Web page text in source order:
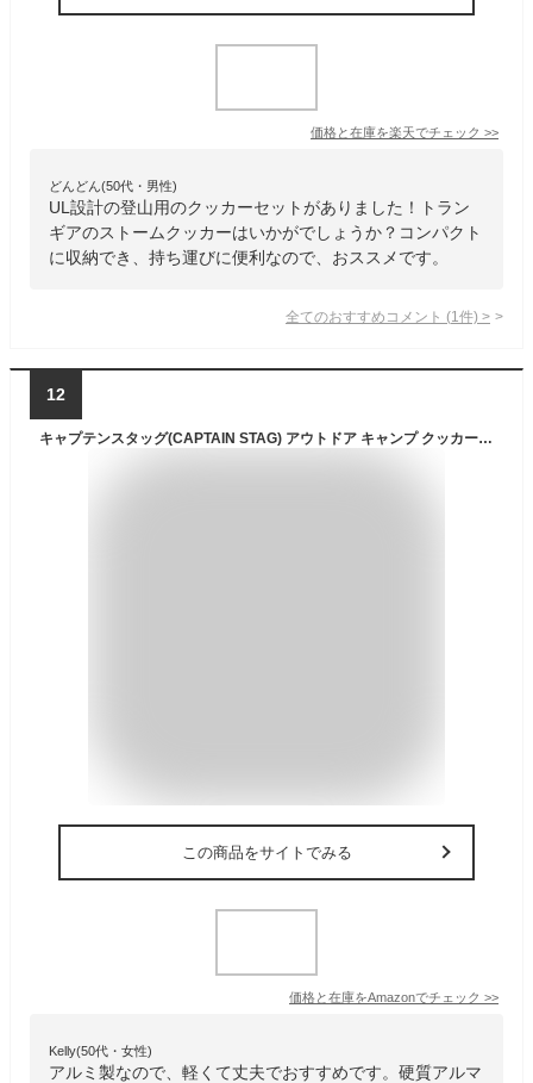
価格と在庫を楽天でチェック >>
どんどん(50代・男性)
UL設計の登山用のクッカーセットがありました！トラン
ギアのストームクッカーはいかがでしょうか？コンパクト
に収納でき、持ち運びに便利なので、おススメです。
全てのおすすめコメント (1 件) >
12
キャプテンスタッグ(CAPTAIN STAG) アウトドア キャンプ クッカー クッカーセット アルミ製 硬質アルマイト加工 ソロクッカーセット 収納バッグ付き Sサイズ トレッカー UH-4106
この商品をサイトでみる
価格と在庫をAmazonでチェック >>
Kelly(50代・女性)
アルミ製なので、軽くて丈夫でおすすめです。硬質アルマ